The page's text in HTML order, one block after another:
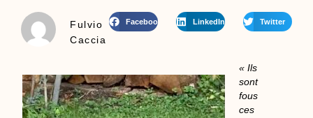
Fulvio
Caccia
Facebook LinkedIn Twitter
« Ils
sont
fous
ces